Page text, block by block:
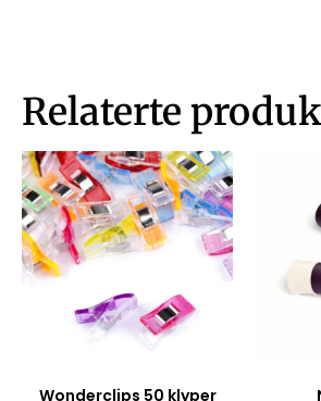
Relaterte
Wonderclips 50 klyper